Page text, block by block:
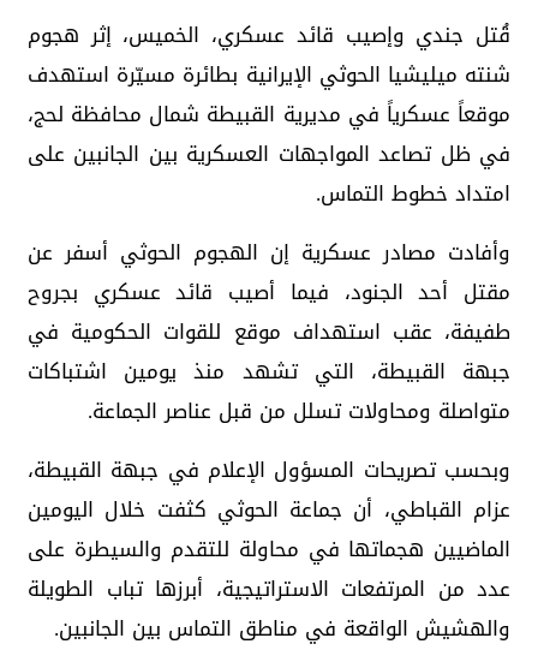
قُتل جندي وإصيب قائد عسكري، الخميس، إثر هجوم
شنته ميليشيا الحوثي الإيرانية بطائرة مسيّرة استهدف
موقعاً عسكرياً في مديرية القبيطة شمال محافظة لحج،
في ظل تصاعد المواجهات العسكرية بين الجانبين على
امتداد خطوط التماس.
وأفادت مصادر عسكرية إن الهجوم الحوثي أسفر عن
مقتل أحد الجنود، فيما أصيب قائد عسكري بجروح
طفيفة، عقب استهداف موقع للقوات الحكومية في
جبهة القبيطة، التي تشهد منذ يومين اشتباكات
متواصلة ومحاولات تسلل من قبل عناصر الجماعة.
وبحسب تصريحات المسؤول الإعلام في جبهة القبيطة،
عزام القباطي، أن جماعة الحوثي كثفت خلال اليومين
الماضيين هجماتها في محاولة للتقدم والسيطرة على
عدد من المرتفعات الاستراتيجية، أبرزها تباب الطويلة
والهشيش الواقعة في مناطق التماس بين الجانبين.